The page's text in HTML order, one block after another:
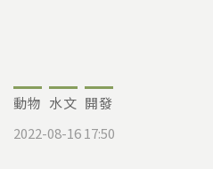
動物 水文 開發
2022-08-16 17:50